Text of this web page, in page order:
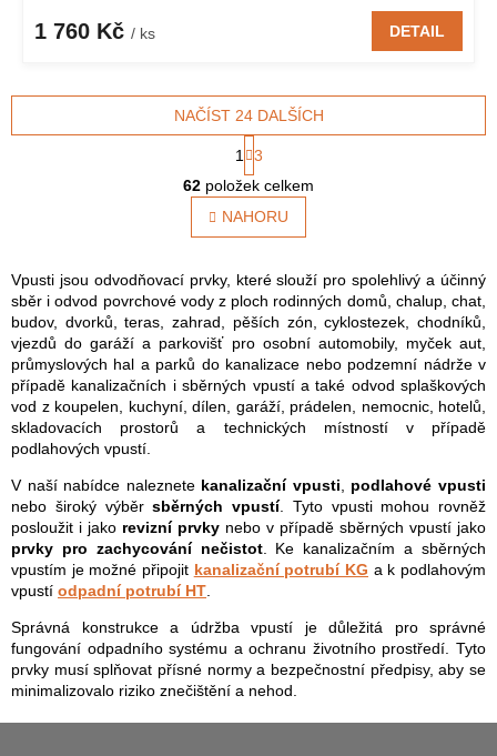
1 760 Kč / ks DETAIL
O
v
l
á
a
c
í
p
r
v
k
y
p
i
s
u
NAČÍST 24 DALŠÍCH
t
r
á
n
k
v
á
n
í
1
3
62 položek celkem
NAHORU
Vpusti jsou odvodňovací prvky, které slouží pro spolehlivý a účinný
sběr i odvod povrchové vody z ploch rodinných domů, chalup, chat,
budov, dvorků, teras, zahrad, pěších zón, cyklostezek, chodníků,
vjezdů do garáží a parkovišť pro osobní automobily, myček aut,
průmyslových hal a parků do kanalizace nebo podzemní nádrže v
případě kanalizačních i sběrných vpustí a také odvod splaškových
vod z koupelen, kuchyní, dílen, garáží, prádelen, nemocnic, hotelů,
skladovacích prostorů a technických místností v případě
podlahových vpustí.
V naší nabídce naleznete kanalizační vpusti
podlahové vpusti
nebo široký výběrsběrných vpustí. Tyto vpusti mohou rovněž
posloužit i jako revizní prvky nebo v případě sběrných vpustí jako
prvky pro zachycování nečistot. Ke kanalizačním a sběrných
vpustím je možné připojit kanalizační potrubí KG a k podlahovým
vpustí odpadní potrubí HT
Správná konstrukce a údržba vpustí je důležitá pro správné
fungování odpadního systému a ochranu životního prostředí. Tyto
prvky musí splňovat přísné normy a bezpečnostní předpisy, aby se
minimalizovalo riziko znečištění a nehod.